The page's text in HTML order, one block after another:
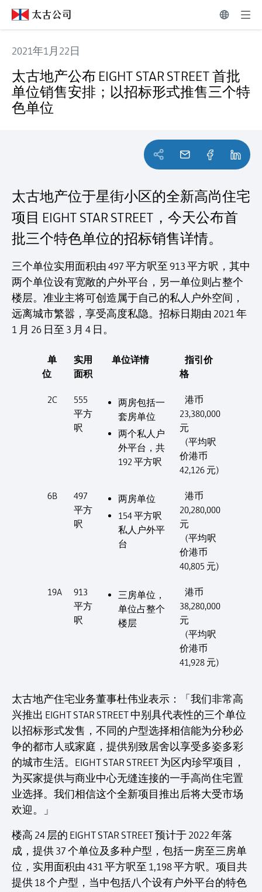
2021年1月22日
太古地产公布 EIGHT STAR STREET 首批
单位销售安排；以招标形式推售三个特
色单位
太古地产位于星街小区的全新高尚住宅
项目 EIGHT STAR STREET，今天公布首
批三个特色单位的招标销售详情。
三个单位实用面积由 497 平方呎至 913 平方呎，其中
两个单位设有宽敞的户外平台，另一单位则占整个
楼层。准业主将可创造属于自己的私人户外空间，
远离城市繁嚣，享受高度私隐。招标日期由 2021 年
1 月 26 日至 3 月 4 日。
单
位
实用
面积
单位详情
指引价
格
2C
555
平方
呎
两房包括一
套房单位
两个私人户
外平台，共
192 平方呎
港币
23,380,000
元
(平均呎
价港币
42,126 元)
6B
497
平方
呎
两房单位
154 平方呎
私人户外平
台
港币
20,280,000
元
(平均呎
价港币
40,805 元)
19A
913
平方
呎
三房单位，
单位占整个
楼层
港币
38,280,000
元
(平均呎
价港币
41,928 元)
太古地产住宅业务董事杜伟业表示：「我们非常高
兴推出 EIGHT STAR STREET 中别具代表性的三个单位
以招标形式发售，不同的户型选择相信能为分秒必
争的都市人或家庭，提供别致居舍以享受多姿多彩
的城市生活。EIGHT STAR STREET 为区内珍罕项目，
为买家提供与商业中心无缝连接的一手高尚住宅置
业选择。我们相信这个全新项目推出后将大受市场
欢迎。」
楼高 24 层的 EIGHT STAR STREET 预计于 2022 年落
成，提供 37 个单位及多种户型，包括一房至三房单
位，实用面积由 431 平方呎至 1,198 平方呎。项目共
提供 18 个户型，当中包括八个设有户外平台的特色